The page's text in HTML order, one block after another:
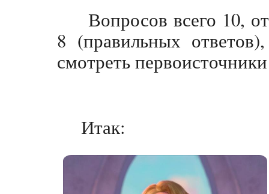
Вопросов всего 10,
8 (правильных
смотреть
Итак: